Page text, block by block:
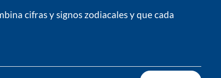
cifras y signos zodiacales y que cada